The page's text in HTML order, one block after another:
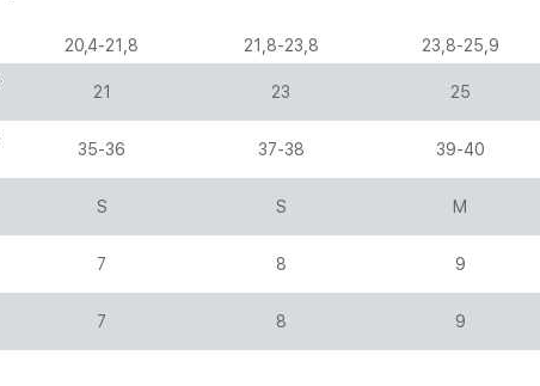
20,4-21,8 21,8-23,8 23,8-25,9
21 23 25
35-36 37-38 39-40
S S M
7 8 9
7 8 9